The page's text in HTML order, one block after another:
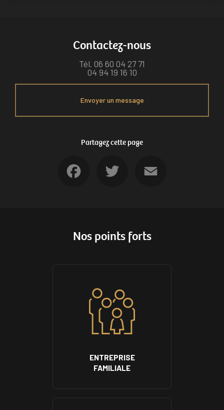
Contactez-nous
Tél. 06 60 04 27 71
04 94 19 16 10
Envoyer un message
Partagez cette page
Nos points forts
ENTREPRISE
FAMILIALE